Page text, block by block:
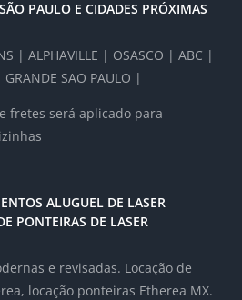
PAULO E CIDADES PRÓXIMAS
| ALPHAVILLE | OSASCO | ABC |
SAO PAULO |
fretes será aplicado para
ALUGUEL DE LASER
PONTEIRAS DE LASER
e revisadas. Locação de
locação ponteiras Etherea MX.